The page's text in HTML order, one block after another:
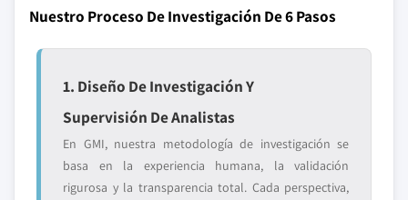
Nuestro Proceso De Investigación De 6 Pasos
1. Diseño De Investigación Y
Supervisión De Analistas
En GMI, nuestra metodología de investigación se
basa en la experiencia humana, la validación
rigurosa y la transparencia total. Cada perspectiva,